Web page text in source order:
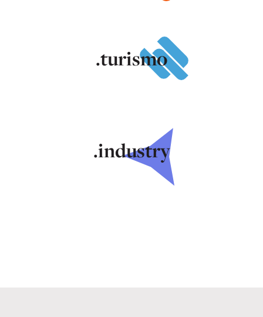
.turismo
.industry